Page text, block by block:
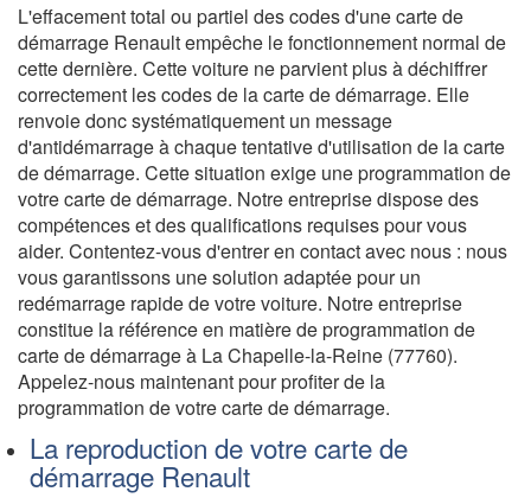
L'effacement total ou partiel des codes d'une carte de
démarrage Renault empêche le fonctionnement normal de
cette dernière. Cette voiture ne parvient plus à déchiffrer
correctement les codes de la carte de démarrage. Elle
renvoie donc systématiquement un message
d'antidémarrage à chaque tentative d'utilisation de la carte
de démarrage. Cette situation exige une programmation de
votre carte de démarrage. Notre entreprise dispose des
compétences et des qualifications requises pour vous
aider. Contentez-vous d'entrer en contact avec nous : nous
vous garantissons une solution adaptée pour un
redémarrage rapide de votre voiture. Notre entreprise
constitue la référence en matière de programmation de
carte de démarrage à La Chapelle-la-Reine (77760).
Appelez-nous maintenant pour profiter de la
programmation de votre carte de démarrage.
La reproduction de votre carte de
démarrage Renault